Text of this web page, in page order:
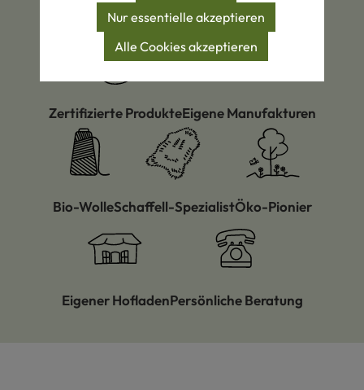
Zertifizierte ProdukteEigene Manufakturen
Bio-WolleSchaffell-SpezialistÖko-Pionier
Eigener HofladenPersönliche Beratung
Nur essentielle akzeptieren
Alle Cookies akzeptieren